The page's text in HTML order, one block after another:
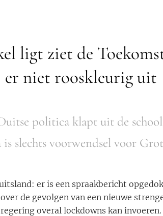
ligt ziet de
er niet rooskleurig uit
politica klapt uit de
slechts voorwendsel voor
er is een spraakbericht
de gevolgen van een nieuwe
regering overal lockdowns kan invoeren.